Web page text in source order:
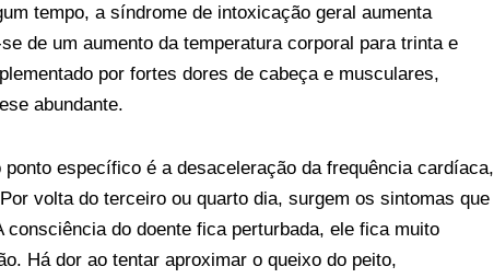
tempo, a síndrome de intoxicação geral aumenta
de um aumento da temperatura corporal para trinta e
por fortes dores de cabeça e musculares,
abundante.
específico é a desaceleração da frequência cardíaca,
volta do terceiro ou quarto dia, surgem os sintomas que
do doente fica perturbada, ele fica muito
Há dor ao tentar aproximar o queixo do peito,